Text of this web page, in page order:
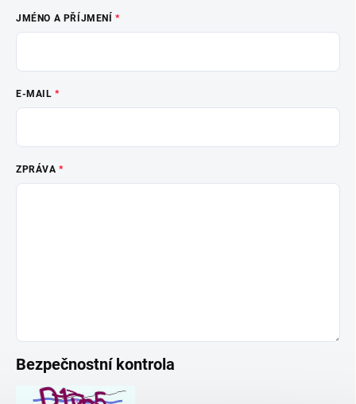
JMÉNO A PŘÍJMENÍ
E-MAIL
ZPRÁVA
Bezpečnostní kontrola